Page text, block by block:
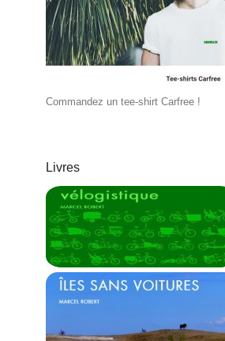
Commandez un tee-shirt Carfree !
Livres